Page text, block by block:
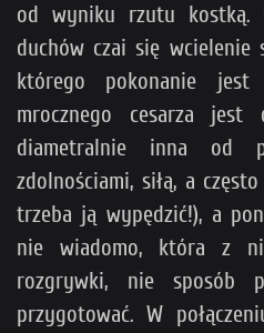
od wyniku rzutu kostką.
duchów czai się wcielenie
którego pokonanie
mrocznego cesarza
diametralnie inna od
zdolnościami, siłą, a
trzeba ją wypędzić!), a
nie wiadomo, która z
rozgrywki, nie
przygotować. W